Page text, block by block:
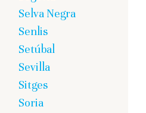
Selva Negra
Senlis
Setúbal
Sevilla
Sitges
Soria